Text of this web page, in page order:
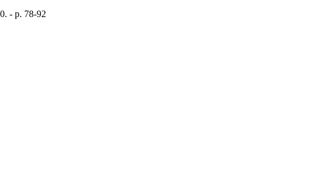
- p. 78-92